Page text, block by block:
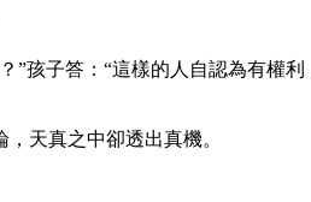
孩子答：“這樣的人自認為有權
天真之中卻透出真機。